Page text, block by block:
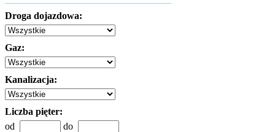
Droga dojazdowa:
Gaz:
Kanalizacja:
Liczba pięter:
od
do